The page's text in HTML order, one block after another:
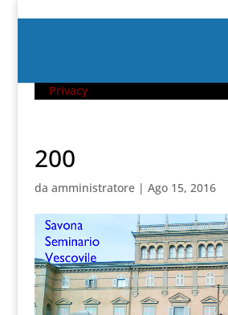
Privacy
200
da amministratore| Ago 15, 2016